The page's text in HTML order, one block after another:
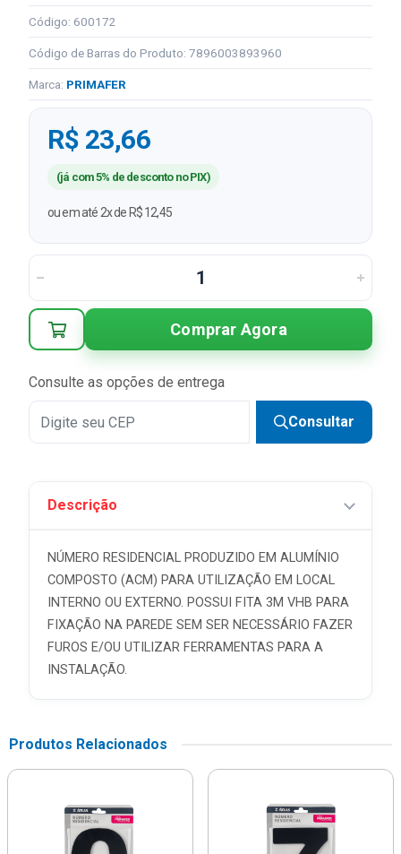
Código: 600172
Código de Barras do Produto: 7896003893960
Marca: PRIMAFER
R$ 23,66
(já com 5% de desconto no PIX)
ou em até 2x de R$ 12,45
Comprar Agora
Consulte as opções de entrega
Consultar
Descrição
NÚMERO RESIDENCIAL PRODUZIDO EM ALUMÍNIO
COMPOSTO (ACM) PARA UTILIZAÇÃO EM LOCAL
INTERNO OU EXTERNO. POSSUI FITA 3M VHB PARA
FIXAÇÃO NA PAREDE SEM SER NECESSÁRIO FAZER
FUROS E/OU UTILIZAR FERRAMENTAS PARA A
INSTALAÇÃO.
Produtos Relacionados